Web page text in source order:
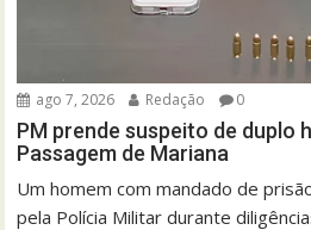
ago 7, 2026 Redação 0
PM prende suspeito de duplo
Passagem de Mariana
Um homem com mandado de
pela Polícia Militar durante